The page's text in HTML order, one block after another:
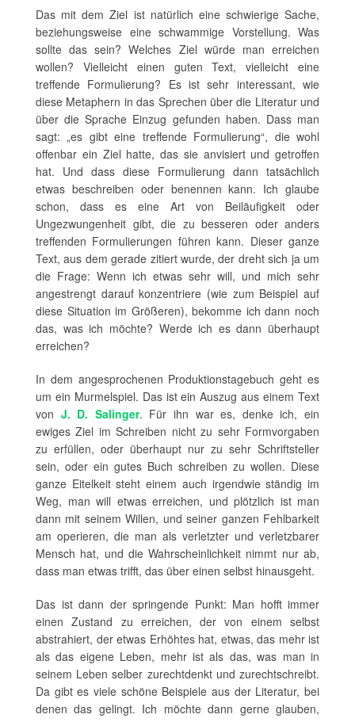
Das mit dem Ziel ist natürlich eine schwierige Sache,
beziehungsweise eine schwammige Vorstellung. Was
sollte das sein? Welches Ziel würde man erreichen
wollen? Vielleicht einen guten Text, vielleicht eine
treffende Formulierung? Es ist sehr interessant, wie
diese Metaphern in das Sprechen über die Literatur und
über die Sprache Einzug gefunden haben. Dass man
sagt: „es gibt eine treffende Formulierung“, die wohl
offenbar ein Ziel hatte, das sie anvisiert und getroffen
hat. Und dass diese Formulierung dann tatsächlich
etwas beschreiben oder benennen kann. Ich glaube
schon, dass es eine Art von Beiläufigkeit oder
Ungezwungenheit gibt, die zu besseren oder anders
treffenden Formulierungen führen kann. Dieser ganze
Text, aus dem gerade zitiert wurde, der dreht sich ja um
die Frage: Wenn ich etwas sehr will, und mich sehr
angestrengt darauf konzentriere (wie zum Beispiel auf
diese Situation im Größeren), bekomme ich dann noch
das, was ich möchte? Werde ich es dann überhaupt
erreichen?
In dem angesprochenen Produktionstagebuch geht es
um ein Murmelspiel. Das ist ein Auszug aus einem Text
von J. D. Salinger. Für ihn war es, denke ich, ein
ewiges Ziel im Schreiben nicht zu sehr Formvorgaben
zu erfüllen, oder überhaupt nur zu sehr Schriftsteller
sein, oder ein gutes Buch schreiben zu wollen. Diese
ganze Eitelkeit steht einem auch irgendwie ständig im
Weg, man will etwas erreichen, und plötzlich ist man
dann mit seinem Willen, und seiner ganzen Fehlbarkeit
am operieren, die man als verletzter und verletzbarer
Mensch hat, und die Wahrscheinlichkeit nimmt nur ab,
dass man etwas trifft, das über einen selbst hinausgeht.
Das ist dann der springende Punkt: Man hofft immer
einen Zustand zu erreichen, der von einem selbst
abstrahiert, der etwas Erhöhtes hat, etwas, das mehr ist
als das eigene Leben, mehr ist als das, was man in
seinem Leben selber zurechtdenkt und zurechtschreibt.
Da gibt es viele schöne Beispiele aus der Literatur, bei
denen das gelingt. Ich möchte dann gerne glauben,